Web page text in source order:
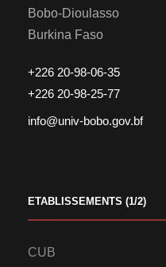
Bobo-Dioulasso
Burkina Faso
+226 20-98-06-35
+226 20-98-25-77
info@univ-bobo.gov.bf
ETABLISSEMENTS (1/2)
CUB